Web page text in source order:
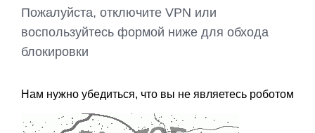
Пожалуйста, отключите VPN или
воспользуйтесь формой ниже для обхода
блокировки
Нам нужно убедиться, что вы не являетесь роботом